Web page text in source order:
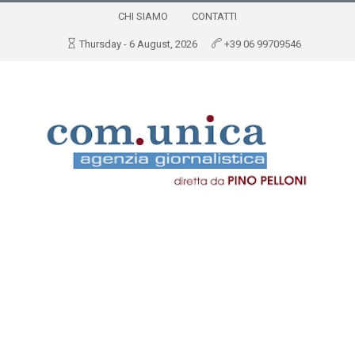
CHI SIAMO CONTATTI
Thursday - 6 August, 2026 +39 06 99709546